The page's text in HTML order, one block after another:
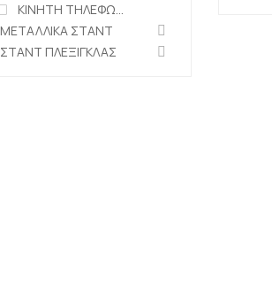
ΚΙΝΗΤΗ ΤΗΛΕΦΩΝΙΑ
ΜΕΤΑΛΛΙΚΑ ΣΤΑΝΤ
ΣΤΑΝΤ ΠΛΕΞΙΓΚΛΑΣ